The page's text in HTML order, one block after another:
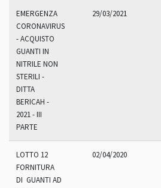
EMERGENZA
CORONAVIRUS
- ACQUISTO
GUANTI IN
NITRILE NON
STERILI -
DITTA
BERICAH -
2021 - III
PARTE
29/03/2021
LOTTO 12
FORNITURA
DI GUANTI AD
02/04/2020